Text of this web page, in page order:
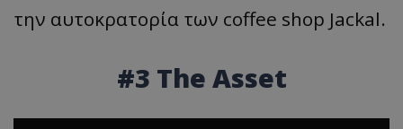
την αυτοκρατορία των coffee shop Jackal.
#3 The Asset